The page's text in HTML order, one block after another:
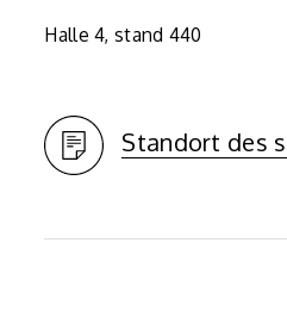
Halle 4, stand 440
Standort des